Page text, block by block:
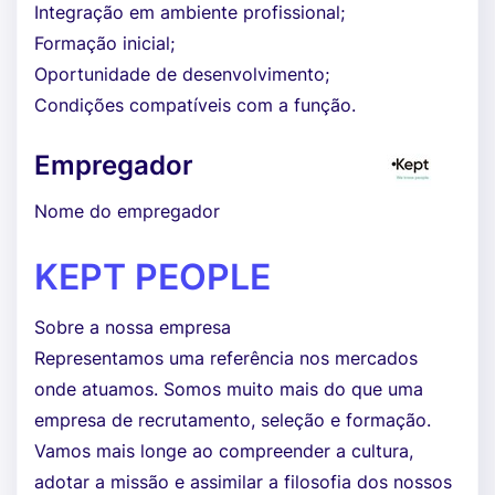
Integração em ambiente profissional;
Formação inicial;
Oportunidade de desenvolvimento;
Condições compatíveis com a função.
Empregador
Nome do empregador
KEPT PEOPLE
Sobre a nossa empresa
Representamos uma referência nos mercados
onde atuamos. Somos muito mais do que uma
empresa de recrutamento, seleção e formação.
Vamos mais longe ao compreender a cultura,
adotar a missão e assimilar a filosofia dos nossos